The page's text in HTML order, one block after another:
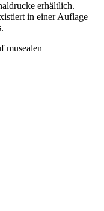
erhältlich.
in einer Auflage
musealen